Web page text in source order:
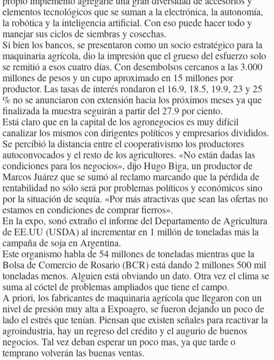
elementos tecnológicos que se suman a la electrónica, la autonomía,
la robótica y la inteligencia artificial. Con eso puede hacer todo y
manejar sus ciclos de siembras y cosechas.
Si bien los bancos, se presentaron como un socio estratégico para la
maquinaria agrícola, dio la impresión que el grueso del esfuerzo solo
se remitió a esos cuatro días. Con desembolsos cercanos a las 3.000
millones de pesos y un cupo aproximado en 15 millones por
productor. Las tasas de interés rondaron el 16.9, 18.5, 19.9, 23 y 25
% no se anunciaron con extensión hacia los próximos meses ya que
finalizada la muestra seguirán a partir del 27.9 por ciento.
Está claro que en la capital de los agronegocios es muy difícil
canalizar los mismos con dirigentes políticos y empresarios divididos.
Se percibió la distancia entre el cooperativismo los productores
autoconvocados y el resto de los agricultores. «No están dadas las
condiciones para los negocios», dijo Hugo Biga, un productor de
Marcos Juárez que se sumó al reclamo marcando que la pérdida de
rentabilidad no sólo será por problemas políticos y económicos sino
por la situación de sequía. «Por más atractivas que sean las ofertas no
estamos en condiciones de comprar fierros».
En la expo, sonó extraño el informe del Departamento de Agricultura
de EE.UU (USDA) al incrementar en 1 millón de toneladas más la
campaña de soja en Argentina.
Este organismo habla de 54 millones de toneladas mientras que la
Bolsa de Comercio de Rosario (BCR) está dando 2 millones 500 mil
toneladas menos. Alguien está obviando un dato. Otra vez el clima se
suma al cóctel de problemas ampliados que tiene el campo.
A priori, los fabricantes de maquinaria agrícola que llegaron con un
nivel de presión muy alta a Expoagro, se fueron dejando un poco de
lado el estrés que tenían. Piensan que existen señales para reactivar la
agroindustria, hay un regreso del crédito y el augurio de buenos
negocios. Tal vez deban esperar un poco mas, ya que tarde o
temprano volverán las buenas ventas.